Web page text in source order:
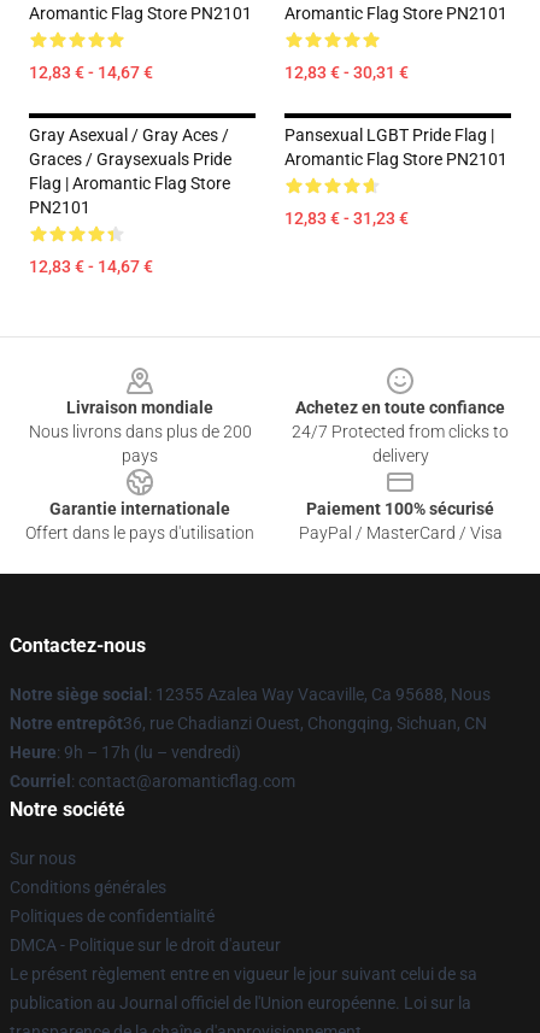
Aromantic Flag Store PN2101
12,83 € - 14,67 €
Aromantic Flag Store PN2101
12,83 € - 30,31 €
Gray Asexual / Gray Aces /
Graces / Graysexuals Pride
Flag | Aromantic Flag Store
PN2101
12,83 € - 14,67 €
Pansexual LGBT Pride Flag |
Aromantic Flag Store PN2101
12,83 € - 31,23 €
Livraison mondiale
Nous livrons dans plus de 200
pays
Achetez en toute confiance
24/7 Protected from clicks to
delivery
Garantie internationale
Offert dans le pays d'utilisation
Paiement 100% sécurisé
PayPal / MasterCard / Visa
Contactez-nous
Notre siège social : 12355 Azalea Way Vacaville, Ca 95688, Nous
Notre entrepôt36, rue Chadianzi Ouest, Chongqing, Sichuan, CN
Heure: 9h – 17h (lu – vendredi)
Courriel : contact@aromanticflag.com
Notre société
Sur nous
Conditions générales
Politiques de confidentialité
DMCA - Politique sur le droit d'auteur
Le présent règlement entre en vigueur le jour suivant celui de sa
publication au Journal officiel de l'Union européenne. Loi sur la